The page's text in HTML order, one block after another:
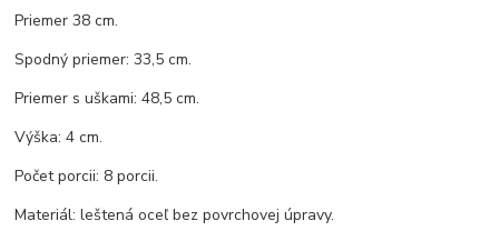
Priemer 38 cm.
Spodný priemer: 33,5 cm.
Priemer s uškami: 48,5 cm.
Výška: 4 cm.
Počet porcii: 8 porcii.
Materiál: leštená oceľ bez povrchovej úpravy.